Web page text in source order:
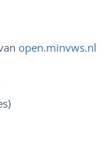
open.minvws.nl